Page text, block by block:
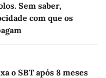
Sem saber,
com que os
o SBT após 8 meses